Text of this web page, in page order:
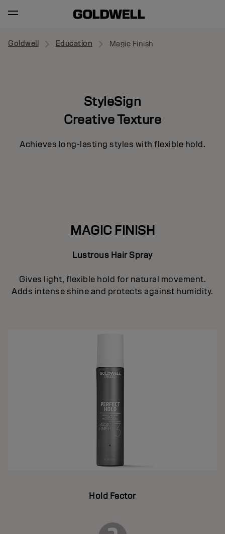
Goldwell Education Magic Finish
StyleSign
Creative Texture
Achieves long-lasting styles with flexible hold.
MAGIC FINISH
Lustrous Hair Spray
Gives light, flexible hold for natural movement.
Adds intense shine and protects against humidity.
Hold Factor